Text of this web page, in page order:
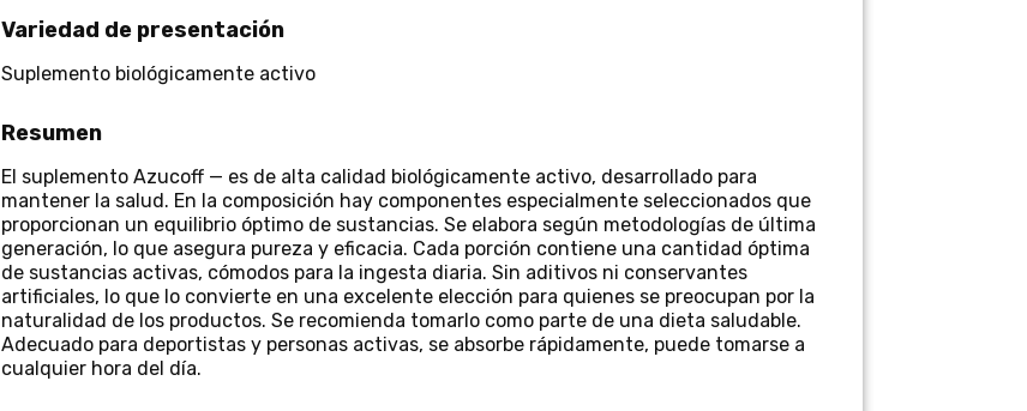
Variedad de presentación
Suplemento biológicamente activo
Resumen
El suplemento Azucoff — es de alta calidad biológicamente activo, desarrollado para
mantener la salud. En la composición hay componentes especialmente seleccionados que
proporcionan un equilibrio óptimo de sustancias. Se elabora según metodologías de última
generación, lo que asegura pureza y eficacia. Cada porción contiene una cantidad óptima
de sustancias activas, cómodos para la ingesta diaria. Sin aditivos ni conservantes
artificiales, lo que lo convierte en una excelente elección para quienes se preocupan por la
naturalidad de los productos. Se recomienda tomarlo como parte de una dieta saludable.
Adecuado para deportistas y personas activas, se absorbe rápidamente, puede tomarse a
cualquier hora del día.